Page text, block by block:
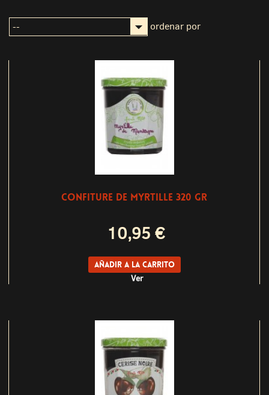
ordenar por
CONFITURE DE MYRTILLE 320 GR
10,95 €
Añadir a la carrito
Ver